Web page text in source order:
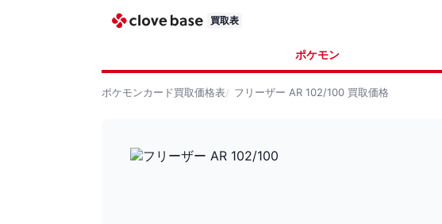
買取表
ポケモン
ポケモンカード買取価格表 フリーザー AR 102/100 買取価格